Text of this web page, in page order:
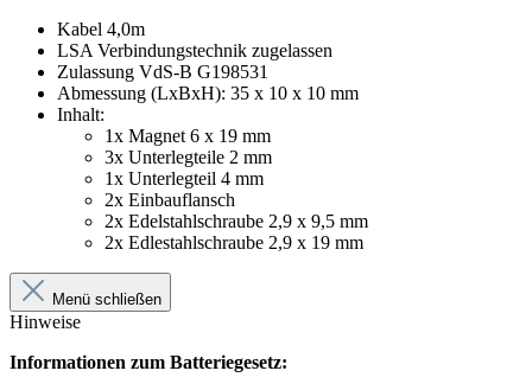
Kabel 4,0m
LSA Verbindungstechnik zugelassen
Zulassung VdS-B G198531
Abmessung (LxBxH): 35 x 10 x 10 mm
Inhalt:
1x Magnet 6 x 19 mm
3x Unterlegteile 2 mm
1x Unterlegteil 4 mm
2x Einbauflansch
2x Edelstahlschraube 2,9 x 9,5 mm
2x Edlestahlschraube 2,9 x 19 mm
Menü schließen
Hinweise
Informationen zum Batteriegesetz: